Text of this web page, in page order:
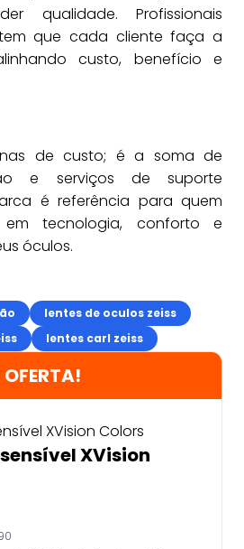
qualidade. Profissionais
que cada cliente faça a
custo, benefício e
de custo; é a soma de
e serviços de suporte
é referência para quem
tecnologia, conforto e
óculos.
lentes de oculos zeiss
lentes carl zeiss
OFERTA!
XVision